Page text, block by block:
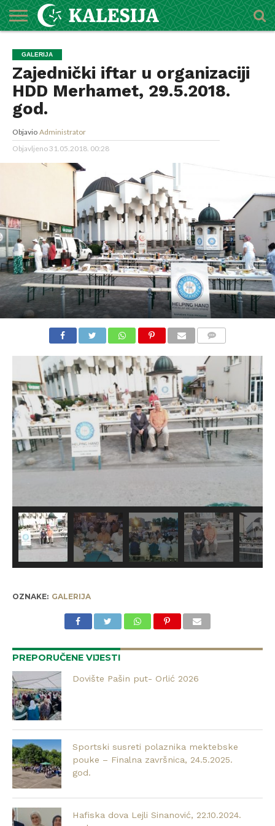
O
MEDŽLISU
DŽEMATI
IMAMI
MEKTEBSKI
CENTAR
VIJESTI
HUTBE
NAJAVE
KALENDAR
KONTAKT
GALERIJA
Zajednički iftar u organizaciji
HDD Merhamet, 29.5.2018.
god.
Objavio Administrator
Objavljeno31.05.2018. 00:28
OZNAKE: GALERIJA
PREPORUČENE VIJESTI
Dovište Pašin put- Orlić 2026
Sportski susreti polaznika mektebske
pouke – Finalna završnica, 24.5.2025.
god.
Hafiska dova Lejli Sinanović, 22.10.2024.